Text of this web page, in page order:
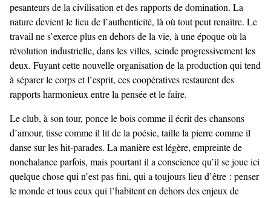
pesanteurs de la civilisation et des rapports de domination. La
nature devient le lieu de l’authenticité, là où tout peut renaître. Le
travail ne s’exerce plus en dehors de la vie, à une époque où la
révolution industrielle, dans les villes, scinde progressivement les
deux. Fuyant cette nouvelle organisation de la production qui tend
à séparer le corps et l’esprit, ces coopératives restaurent des
rapports harmonieux entre la pensée et le faire.
Le club, à son tour, ponce le bois comme il écrit des chansons
d’amour, tisse comme il lit de la poésie, taille la pierre comme il
danse sur les hit-parades. La manière est légère, empreinte de
nonchalance parfois, mais pourtant il a conscience qu’il se joue ici
quelque chose qui n’est pas fini, qui a toujours lieu d’être : penser
le monde et tous ceux qui l’habitent en dehors des enjeux de